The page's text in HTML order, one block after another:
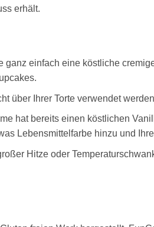
erhält.
ganz einfach eine köstliche
über Ihrer Torte verwendet
hat bereits einen köstlichen
Lebensmittelfarbe hinzu und
Hitze oder